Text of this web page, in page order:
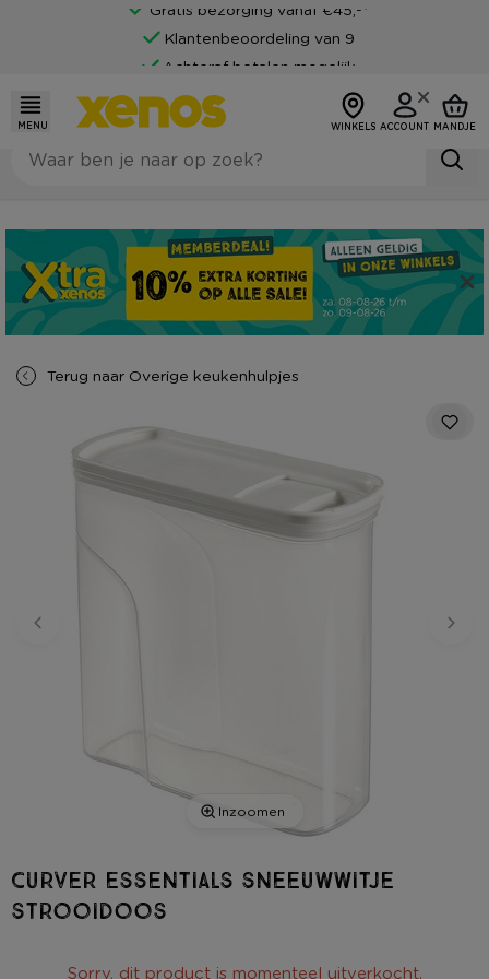
Gratis bezorging vanaf €45,-*
Klantenbeoordeling van 9
Achteraf betalen mogelijk
MENU WINKELS ACCOUNT MANDJE
Terug naar Overige keukenhulpjes
Inzoomen
Curver essentials sneeuwwitje
strooidoos
Sorry, dit product is momenteel uitverkocht.